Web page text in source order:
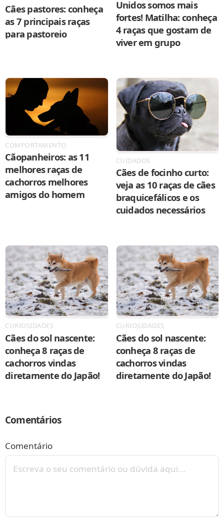
Cães pastores: conheça
as 7 principais raças
para pastoreio
Unidos somos mais
fortes! Matilha: conheça
4 raças que gostam de
viver em grupo
COMPORTAMENTO
Cãopanheiros: as 11
melhores raças de
cachorros melhores
amigos do homem
CUIDADOS
Cães de focinho curto:
veja as 10 raças de cães
braquicefálicos e os
cuidados necessários
CURIOSIDADES
Cães do sol nascente:
conheça 8 raças de
cachorros vindas
diretamente do Japão!
CURIOSIDADES
Cães do sol nascente:
conheça 8 raças de
cachorros vindas
diretamente do Japão!
Comentários
Comentário